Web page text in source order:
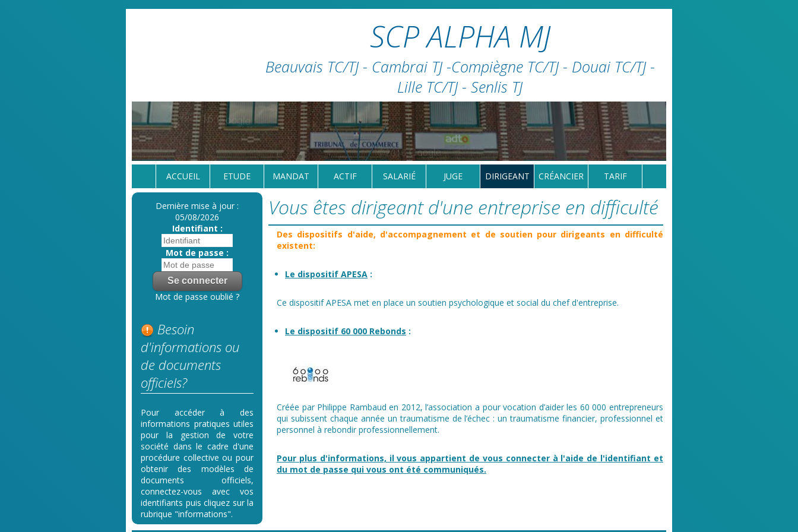
SCP ALPHA MJ
Beauvais TC/TJ - Cambrai TJ -Compiègne TC/TJ - Douai TC/TJ -
Lille TC/TJ - Senlis TJ
ACCUEIL ETUDE MANDAT ACTIF SALARIÉ JUGE DIRIGEANT CRÉANCIER TARIF
Dernière mise à jour :
05/08/2026
Identifiant :
Mot de passe :
Mot de passe oublié ?
Besoin
d'informations ou
de documents
officiels?
Pour accéder à des
informations pratiques utiles
pour la gestion de votre
société dans le cadre d'une
procédure collective ou pour
obtenir des modèles de
documents officiels,
connectez-vous avec vos
identifiants puis cliquez sur la
rubrique "informations".
Vous êtes dirigeant d'une entreprise en difficulté
Des dispositifs d'aide, d'accompagnement et de soutien pour dirigeants en difficulté
existent:
Le dispositif APESA :
Ce dispositif APESA met en place un soutien psychologique et social du chef d'entreprise.
Le dispositif 60 000 Rebonds :
Créée par Philippe Rambaud en 2012, l’association a pour vocation d’aider les 60 000 entrepreneurs
qui subissent chaque année un traumatisme de l’échec : un traumatisme financier, professionnel et
personnel à rebondir professionnellement.
Pour plus d'informations, il vous appartient de vous connecter à l'aide de l'identifiant et
du mot de passe qui vous ont été communiqués.